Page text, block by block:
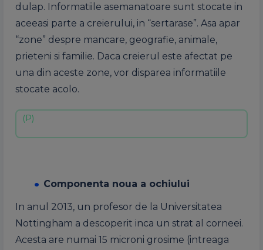
dulap. Informatiile asemanatoare sunt stocate in
aceeasi parte a creierului, in “sertarase”. Asa apar
“zone” despre mancare, geografie, animale,
prieteni si familie. Daca creierul este afectat pe
una din aceste zone, vor disparea informatiile
stocate acolo.
Componenta noua a ochiului
In anul 2013, un profesor de la Universitatea
Nottingham a descoperit inca un strat al corneei.
Acesta are numai 15 microni grosime (intreaga